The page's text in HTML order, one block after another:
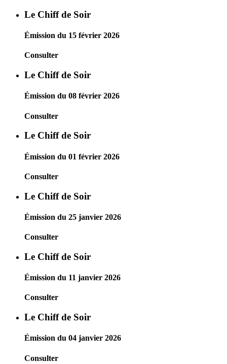
Le Chiff de Soir
Émission du 15 février 2026
Consulter
Le Chiff de Soir
Émission du 08 février 2026
Consulter
Le Chiff de Soir
Émission du 01 février 2026
Consulter
Le Chiff de Soir
Émission du 25 janvier 2026
Consulter
Le Chiff de Soir
Émission du 11 janvier 2026
Consulter
Le Chiff de Soir
Émission du 04 janvier 2026
Consulter